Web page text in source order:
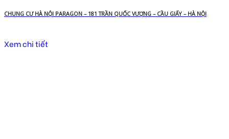
CHUNG CƯ HÀ NỘI PARAGON – 181 TRẦN QUỐC VƯỢNG – CẦU GIẤY – HÀ NỘI
Xem chi tiết